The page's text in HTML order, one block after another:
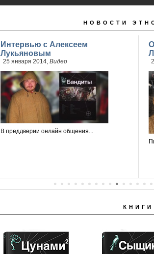
НОВОСТИ
Интервью с Алексеем
Лукьяновым
25 января 2014, Видео
В преддверии онлайн общения...
КНИГИ